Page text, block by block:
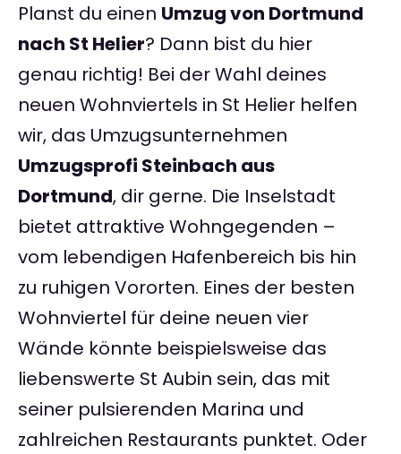
Planst du einen Umzug von Dortmund
nach St Helier? Dann bist du hier
genau richtig! Bei der Wahl deines
neuen Wohnviertels in St Helier helfen
wir, das Umzugsunternehmen
Umzugsprofi Steinbach aus
Dortmund, dir gerne. Die Inselstadt
bietet attraktive Wohngegenden –
vom lebendigen Hafenbereich bis hin
zu ruhigen Vororten. Eines der besten
Wohnviertel für deine neuen vier
Wände könnte beispielsweise das
liebenswerte St Aubin sein, das mit
seiner pulsierenden Marina und
zahlreichen Restaurants punktet. Oder